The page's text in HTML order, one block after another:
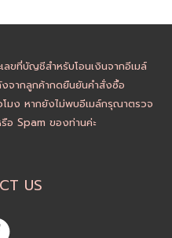
ลขที่บัญชีสำหรับโอนเงินจากอีเมล์
จากลูกค้ากดยืนยันคำสั่งซื้อ
มง หากยังไม่พบอีเมล์กรุณาตรวจ
อ Spam ของท่านค่ะ
US